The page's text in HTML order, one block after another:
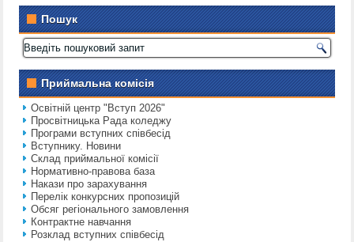
Пошук
Приймальна комісія
Освітній центр "Вступ 2026"
Просвітницька Рада коледжу
Програми вступних співбесід
Вступнику. Новини
Склад приймальної комісії
Нормативно-правова база
Накази про зарахування
Перелік конкурсних пропозицій
Обсяг регіонального замовлення
Контрактне навчання
Розклад вступних співбесід